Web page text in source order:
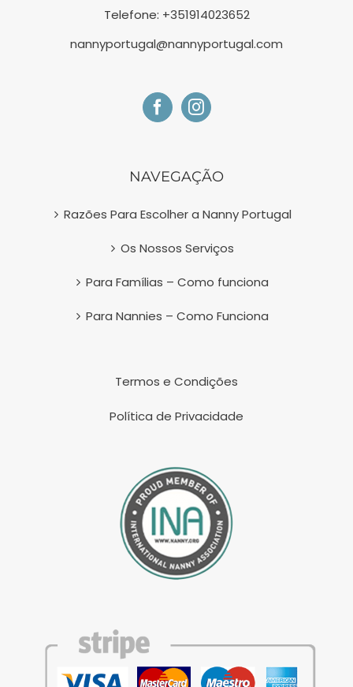
Telefone: +351914023652
nannyportugal@nannyportugal.com
NAVEGAÇÃO
Razões Para Escolher a Nanny Portugal
Os Nossos Serviços
Para Famílias – Como funciona
Para Nannies – Como Funciona
Termos e Condições
Política de Privacidade